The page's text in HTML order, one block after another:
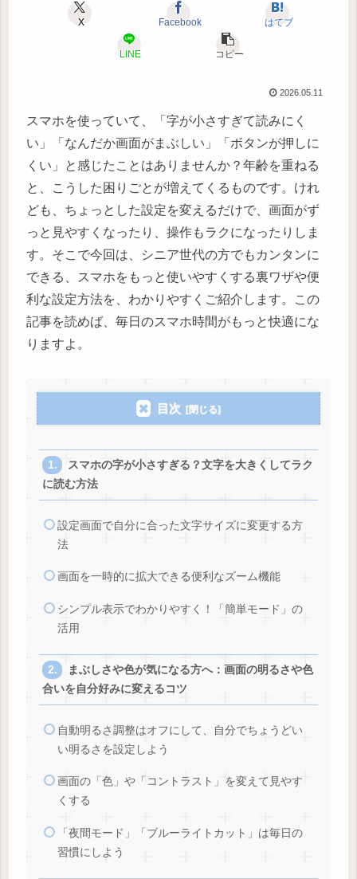
X Facebook はてブ
LINE コピー
2026.05.11
スマホを使っていて、「字が小さすぎて読みにく
い」「なんだか画面がまぶしい」「ボタンが押しに
くい」と感じたことはありませんか？年齢を重ねる
と、こうした困りごとが増えてくるものです。けれ
ども、ちょっとした設定を変えるだけで、画面がず
っと見やすくなったり、操作もラクになったりしま
す。そこで今回は、シニア世代の方でもカンタンに
できる、スマホをもっと使いやすくする裏ワザや便
利な設定方法を、わかりやすくご紹介します。この
記事を読めば、毎日のスマホ時間がもっと快適にな
りますよ。
目次
スマホの字が小さすぎる？文字を大きくしてラク
に読む方法
設定画面で自分に合った文字サイズに変更する方
法
画面を一時的に拡大できる便利なズーム機能
シンプル表示でわかりやすく！「簡単モード」の
活用
まぶしさや色が気になる方へ：画面の明るさや色
合いを自分好みに変えるコツ
自動明るさ調整はオフにして、自分でちょうどい
い明るさを設定しよう
画面の「色」や「コントラスト」を変えて見やす
くする
「夜間モード」「ブルーライトカット」は毎日の
習慣にしよう